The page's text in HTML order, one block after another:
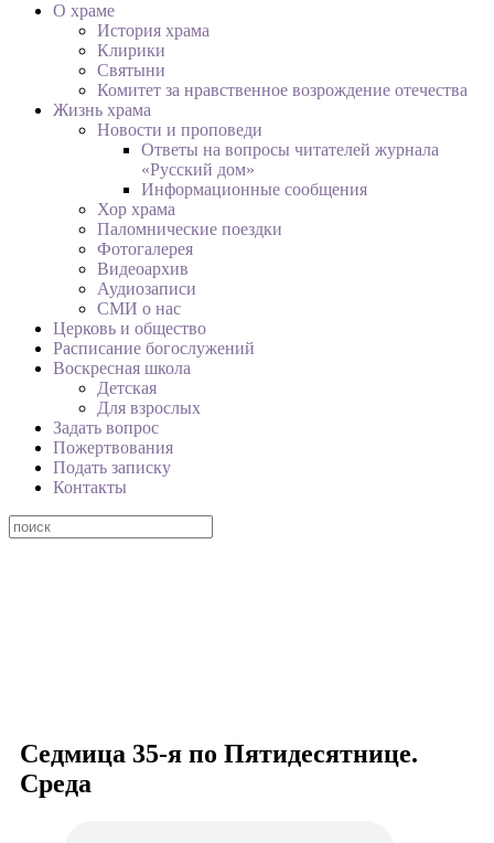
О храме
История храма
Клирики
Святыни
Комитет за нравственное возрождение отечества
Жизнь храма
Новости и проповеди
Ответы на вопросы читателей журнала
«Русский дом»
Информационные сообщения
Хор храма
Паломнические поездки
Фотогалерея
Видеоархив
Аудиозаписи
СМИ о нас
Церковь и общество
Расписание богослужений
Воскресная школа
Детская
Для взрослых
Задать вопрос
Пожертвования
Подать записку
Контакты
Седмица 35-я по Пятидесятнице.
Среда